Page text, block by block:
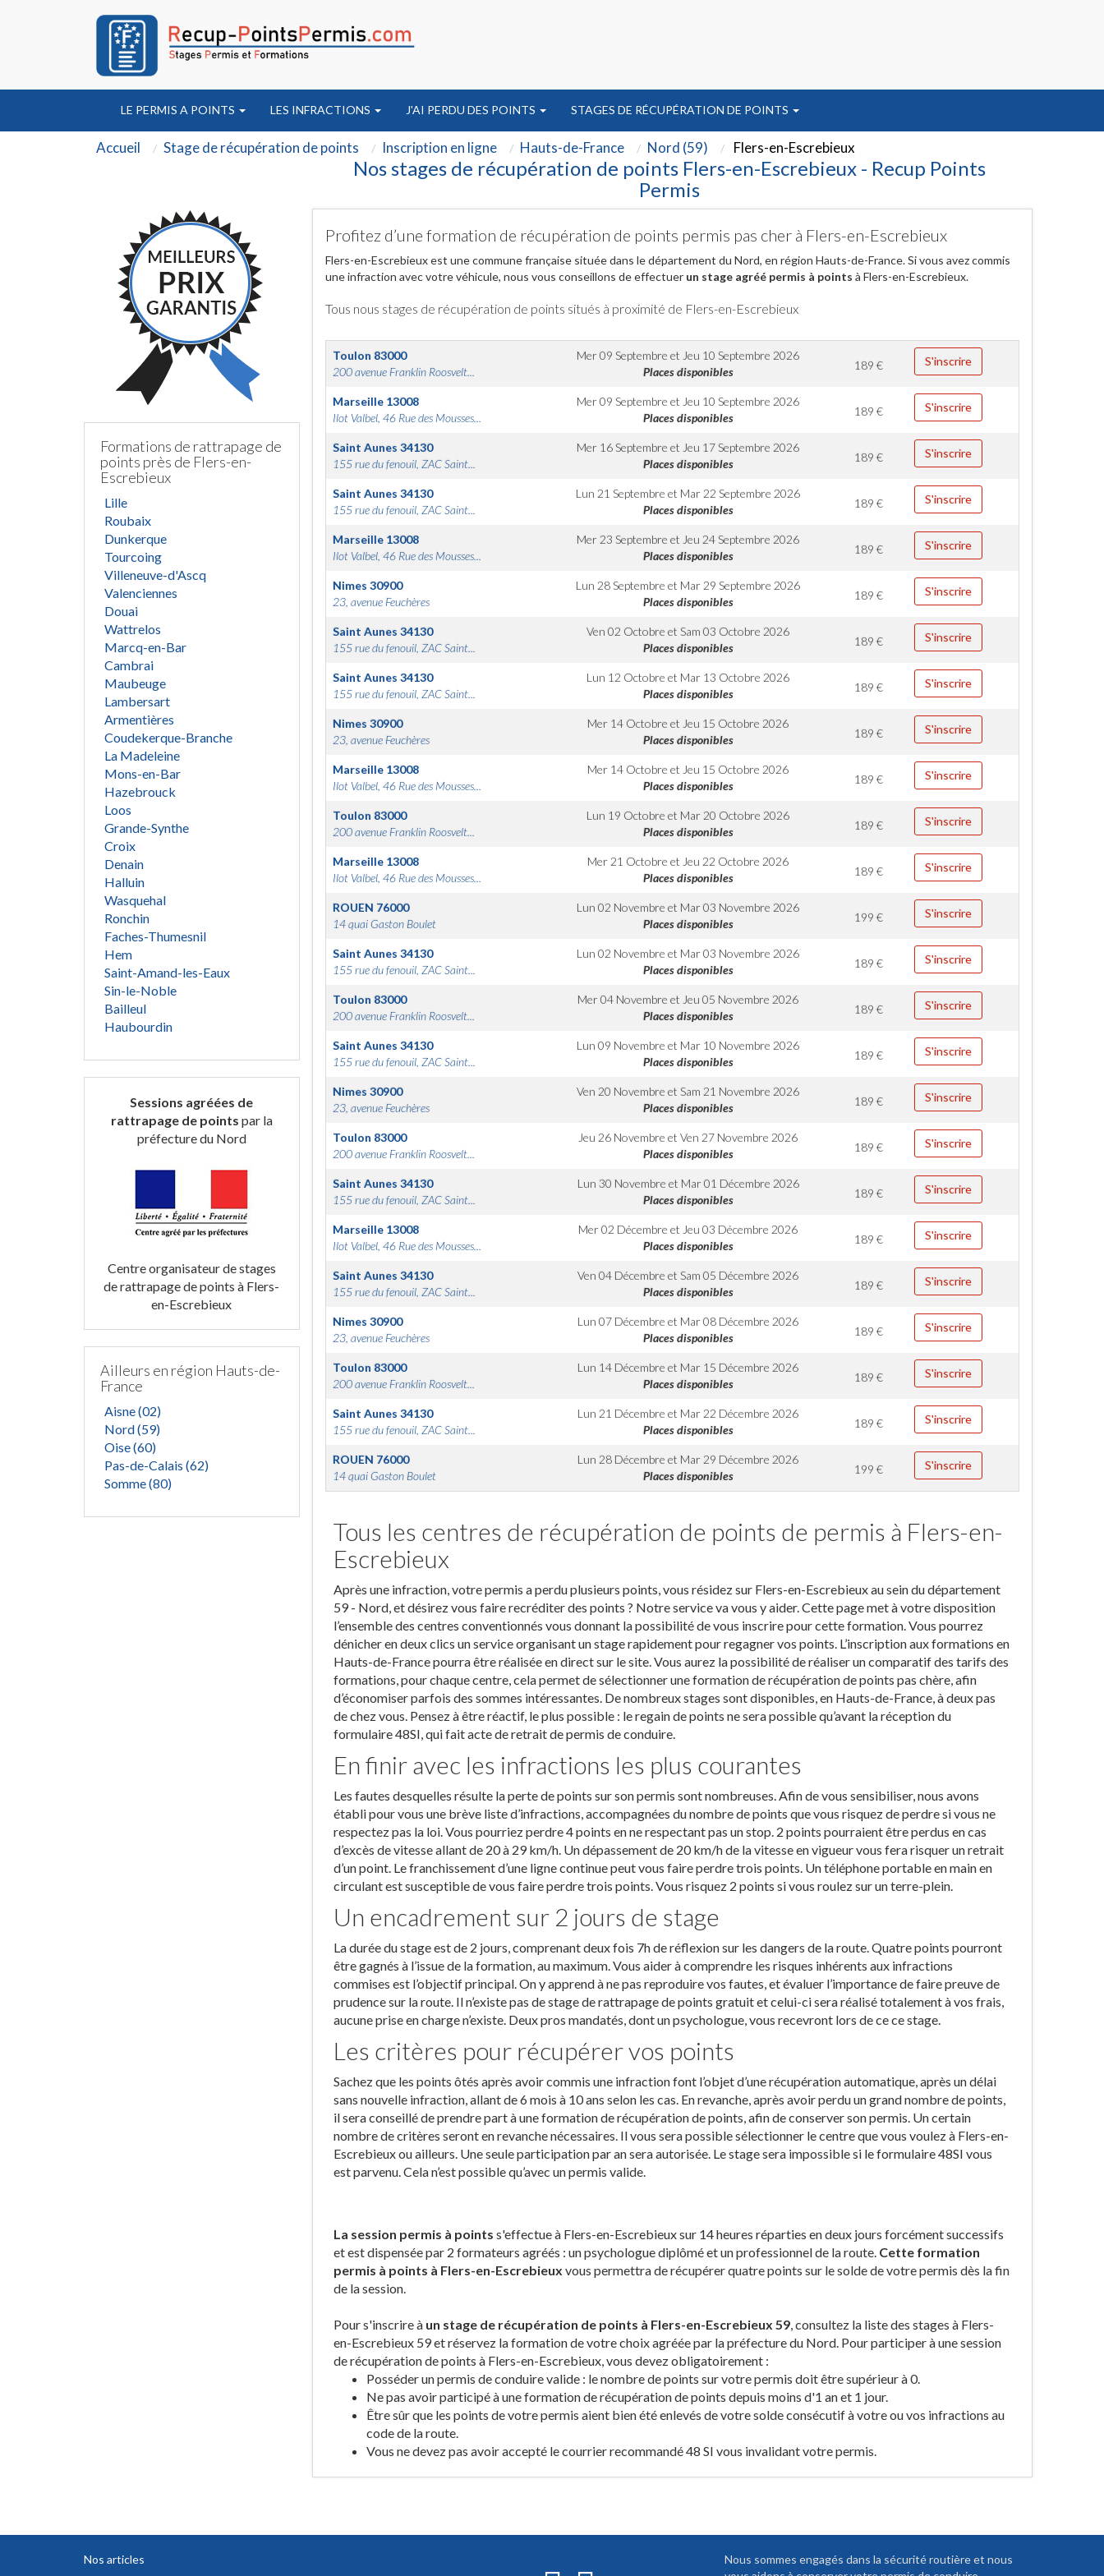
LE PERMIS A POINTS LES INFRACTIONS J'AI PERDU DES POINTS STAGES DE RÉCUPÉRATION DE POINTS
Accueil Stage de récupération de points Inscription en ligne Hauts-de-France Nord (59) Flers-en-Escrebieux
Nos stages de récupération de points Flers-en-Escrebieux - Recup Points
Permis
Formations de rattrapage de
points près de Flers-en-
Escrebieux
Lille
Roubaix
Dunkerque
Tourcoing
Villeneuve-d'Ascq
Valenciennes
Douai
Wattrelos
Marcq-en-Bar
Cambrai
Maubeuge
Lambersart
Armentières
Coudekerque-Branche
La Madeleine
Mons-en-Bar
Hazebrouck
Loos
Grande-Synthe
Croix
Denain
Halluin
Wasquehal
Ronchin
Faches-Thumesnil
Hem
Saint-Amand-les-Eaux
Sin-le-Noble
Bailleul
Haubourdin
Sessions agréées de
rattrapage de points par la
préfecture du Nord
Centre organisateur de stages
de rattrapage de points à Flers-
en-Escrebieux
Ailleurs en région Hauts-de-
France
Aisne (02)
Nord (59)
Oise (60)
Pas-de-Calais (62)
Somme (80)
Profitez d’une formation de récupération de points permis pas cher à Flers-en-Escrebieux
Flers-en-Escrebieux est une commune française située dans le département du Nord, en région Hauts-de-France. Si vous avez commis
une infraction avec votre véhicule, nous vous conseillons de effectuer un stage agréé permis à points à Flers-en-Escrebieux.
Tous nous stages de récupération de points situés à proximité de Flers-en-Escrebieux
Toulon 83000
200 avenue Franklin Roosvelt...
Mer 09 Septembre et Jeu 10 Septembre 2026
Places disponibles
189€ S'inscrire
Marseille 13008
Ilot Valbel, 46 Rue des Mousses...
Mer 09 Septembre et Jeu 10 Septembre 2026
Places disponibles
189€ S'inscrire
Saint Aunes 34130
155 rue du fenouil, ZAC Saint...
Mer 16 Septembre et Jeu 17 Septembre 2026
Places disponibles
189€ S'inscrire
Saint Aunes 34130
155 rue du fenouil, ZAC Saint...
Lun 21 Septembre et Mar 22 Septembre 2026
Places disponibles
189€ S'inscrire
Marseille 13008
Ilot Valbel, 46 Rue des Mousses...
Mer 23 Septembre et Jeu 24 Septembre 2026
Places disponibles
189€ S'inscrire
Nimes 30900
23, avenue Feuchères
Lun 28 Septembre et Mar 29 Septembre 2026
Places disponibles
189€ S'inscrire
Saint Aunes 34130
155 rue du fenouil, ZAC Saint...
Ven 02 Octobre etSam 03 Octobre 2026
Places disponibles
189€ S'inscrire
Saint Aunes 34130
155 rue du fenouil, ZAC Saint...
Lun 12 Octobre et Mar 13 Octobre 2026
Places disponibles
189€ S'inscrire
Nimes 30900
23, avenue Feuchères
Mer 14 Octobre et Jeu 15 Octobre 2026
Places disponibles
189€ S'inscrire
Marseille 13008
Ilot Valbel, 46 Rue des Mousses...
Mer 14 Octobre et Jeu 15 Octobre 2026
Places disponibles
189€ S'inscrire
Toulon 83000
200 avenue Franklin Roosvelt...
Lun 19 Octobre et Mar 20 Octobre 2026
Places disponibles
189€ S'inscrire
Marseille 13008
Ilot Valbel, 46 Rue des Mousses...
Mer 21 Octobre et Jeu 22 Octobre 2026
Places disponibles
189€ S'inscrire
ROUEN 76000
14 quai Gaston Boulet
Lun 02 Novembre et Mar 03 Novembre 2026
Places disponibles
199€ S'inscrire
Saint Aunes 34130
155 rue du fenouil, ZAC Saint...
Lun 02 Novembre et Mar 03 Novembre 2026
Places disponibles
189€ S'inscrire
Toulon 83000
200 avenue Franklin Roosvelt...
Mer 04 Novembre et Jeu 05 Novembre 2026
Places disponibles
189€ S'inscrire
Saint Aunes 34130
155 rue du fenouil, ZAC Saint...
Lun 09 Novembre et Mar 10 Novembre 2026
Places disponibles
189€ S'inscrire
Nimes 30900
23, avenue Feuchères
Ven 20 Novembre etSam 21 Novembre 2026
Places disponibles
189€ S'inscrire
Toulon 83000
200 avenue Franklin Roosvelt...
Jeu 26 Novembre etVen 27 Novembre 2026
Places disponibles
189€ S'inscrire
Saint Aunes 34130
155 rue du fenouil, ZAC Saint...
Lun 30 Novembre et Mar 01 Décembre 2026
Places disponibles
189€ S'inscrire
Marseille 13008
Ilot Valbel, 46 Rue des Mousses...
Mer 02 Décembre et Jeu 03 Décembre 2026
Places disponibles
189€ S'inscrire
Saint Aunes 34130
155 rue du fenouil, ZAC Saint...
Ven 04 Décembre etSam 05 Décembre 2026
Places disponibles
189€ S'inscrire
Nimes 30900
23, avenue Feuchères
Lun 07 Décembre et Mar 08 Décembre 2026
Places disponibles
189€ S'inscrire
Toulon 83000
200 avenue Franklin Roosvelt...
Lun 14 Décembre et Mar 15 Décembre 2026
Places disponibles
189€ S'inscrire
Saint Aunes 34130
155 rue du fenouil, ZAC Saint...
Lun 21 Décembre et Mar 22 Décembre 2026
Places disponibles
189€ S'inscrire
ROUEN 76000
14 quai Gaston Boulet
Lun 28 Décembre et Mar 29 Décembre 2026
Places disponibles
199€ S'inscrire
Tous les centres de récupération de points de permis à Flers-en-
Escrebieux
Après une infraction, votre permis a perdu plusieurs points, vous résidez sur Flers-en-Escrebieux au sein du département
59 - Nord, et désirez vous faire recréditer des points ? Notre service va vous y aider. Cette page met à votre disposition
l’ensemble des centres conventionnés vous donnant la possibilité de vous inscrire pour cette formation. Vous pourrez
dénicher en deux clics un service organisant un stage rapidement pour regagner vos points. L’inscription aux formations en
Hauts-de-France pourra être réalisée en direct sur le site. Vous aurez la possibilité de réaliser un comparatif des tarifs des
formations, pour chaque centre, cela permet de sélectionner une formation de récupération de points pas chère, afin
d’économiser parfois des sommes intéressantes. De nombreux stages sont disponibles, en Hauts-de-France, à deux pas
de chez vous. Pensez à être réactif, le plus possible : le regain de points ne sera possible qu’avant la réception du
formulaire 48SI, qui fait acte de retrait de permis de conduire.
En finir avec les infractions les plus courantes
Les fautes desquelles résulte la perte de points sur son permis sont nombreuses. Afin de vous sensibiliser, nous avons
établi pour vous une brève liste d’infractions, accompagnées du nombre de points que vous risquez de perdre si vous ne
respectez pas la loi. Vous pourriez perdre 4 points en ne respectant pas un stop. 2 points pourraient être perdus en cas
d’excès de vitesse allant de 20 à 29 km/h. Un dépassement de 20 km/h de la vitesse en vigueur vous fera risquer un retrait
d’un point. Le franchissement d’une ligne continue peut vous faire perdre trois points. Un téléphone portable en main en
circulant est susceptible de vous faire perdre trois points. Vous risquez 2 points si vous roulez sur un terre-plein.
Un encadrement sur 2 jours de stage
La durée du stage est de 2 jours, comprenant deux fois 7h de réflexion sur les dangers de la route. Quatre points pourront
être gagnés à l’issue de la formation, au maximum. Vous aider à comprendre les risques inhérents aux infractions
commises est l’objectif principal. On y apprend à ne pas reproduire vos fautes, et évaluer l’importance de faire preuve de
prudence sur la route. Il n’existe pas de stage de rattrapage de points gratuit et celui-ci sera réalisé totalement à vos frais,
aucune prise en charge n’existe. Deux pros mandatés, dont un psychologue, vous recevront lors de ce ce stage.
Les critères pour récupérer vos points
Sachez que les points ôtés après avoir commis une infraction font l’objet d’une récupération automatique, après un délai
sans nouvelle infraction, allant de 6 mois à 10 ans selon les cas. En revanche, après avoir perdu un grand nombre de points,
il sera conseillé de prendre part à une formation de récupération de points, afin de conserver son permis. Un certain
nombre de critères seront en revanche nécessaires. Il vous sera possible sélectionner le centre que vous voulez à Flers-en-
Escrebieux ou ailleurs. Une seule participation par an sera autorisée. Le stage sera impossible si le formulaire 48SI vous
est parvenu. Cela n’est possible qu’avec un permis valide.
La session permis à points s'effectue à Flers-en-Escrebieux sur 14 heures réparties en deux jours forcément successifs
et est dispensée par 2 formateurs agréés : un psychologue diplômé et un professionnel de la route. Cette formation
permis à points à Flers-en-Escrebieux vous permettra de récupérer quatre points sur le solde de votre permis dès la fin
de la session.
Pour s'inscrire à un stage de récupération de points à Flers-en-Escrebieux 59, consultez la liste des stages à Flers-
en-Escrebieux 59 et réservez la formation de votre choix agréée par la préfecture du Nord. Pour participer à une session
de récupération de points à Flers-en-Escrebieux, vous devez obligatoirement :
Posséder un permis de conduire valide : le nombre de points sur votre permis doit être supérieur à 0.
Ne pas avoir participé à une formation de récupération de points depuis moins d'1 an et 1 jour.
Être sûr que les points de votre permis aient bien été enlevés de votre solde consécutif à votre ou vos infractions au
code de la route.
Vous ne devez pas avoir accepté le courrier recommandé 48 SI vous invalidant votre permis.
Nos articles
Nous sommes engagés dans la sécurité routière et nous